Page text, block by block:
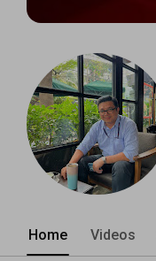
Home Videos